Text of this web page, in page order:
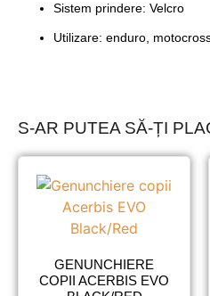
Sistem prindere: Velcro
Utilizare: enduro,
S-AR PUTEA SĂ-ȚI
GENUNCHIERE
COPII ACERBIS EVO